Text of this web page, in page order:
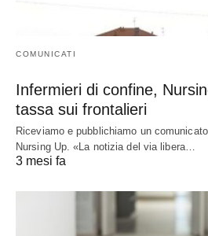
COMUNICATI
Infermieri di confine,
tassa sui frontalieri
Riceviamo e pubblichiamo un
Nursing Up. «La notizia del via libera…
3 mesi fa